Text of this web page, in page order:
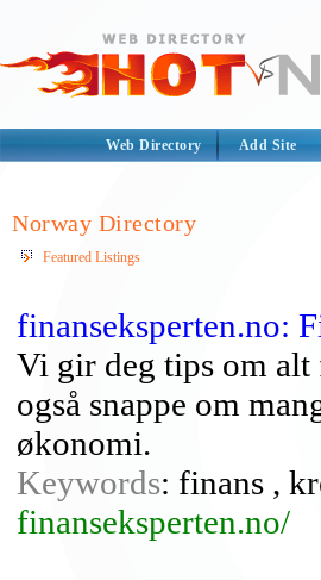
Web Directory Add Site
Norway Directory
Featured Listings
finanseksperten.no:
Vi gir deg tips om alt
også snappe om
økonomi.
Keywords: finans ,
finanseksperten.no/